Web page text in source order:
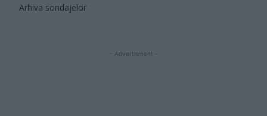
Arhiva sondajelor
- Advertisment -